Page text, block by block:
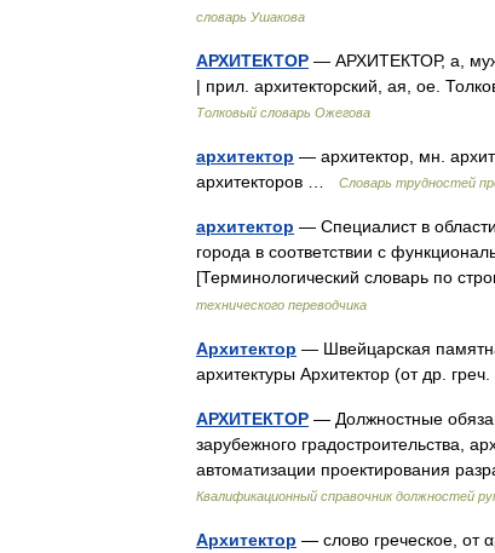
словарь Ушакова
АРХИТЕКТОР — АРХИТЕКТОР, а, муж.
| прил. архитекторский, ая, ое.
Толковый словарь Ожегова
архитектор — архитектор, мн.
архитекторов …
Словарь трудностей
архитектор — Специалист в
города в соответствии с
[Терминологический словарь по
технического переводчика
Архитектор — Швейцарская
архитектуры Архитектор (от др.
АРХИТЕКТОР — Должностные
зарубежного градостроительства,
автоматизации проектирования
Квалификационный справочник должностей
Архитектор — слово греческое, от